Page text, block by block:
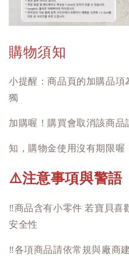
購物須知
小提醒：商品頁的加購品
獨
加購喔！購買會取消該商品
知，購物金使用沒有期限喔
⚠️注意事項與警語
‼️商品含有小零件 若寶貝喜
安全性
‼️各項商品請依常規與廠商